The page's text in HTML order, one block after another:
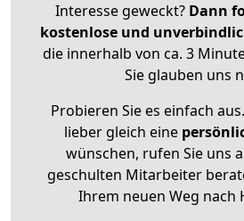
Interesse geweckt? Dann
kostenlose und
die innerhalb von ca. 3
Sie glauben uns
Probieren Sie es einfach
lieber gleich eine
wünschen, rufen Sie uns
geschulten Mitarbeiter
Ihrem neuen Weg nach